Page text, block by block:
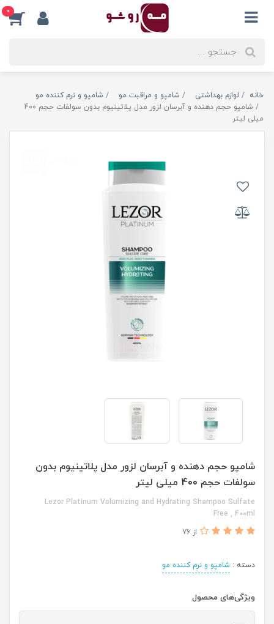
0
خانه لوازم بهداشتی شامپو و مراقبت مو
شامپو و نرم کننده مو
شامپو حجم دهنده و آبرسان لزور مدل پلاتینیوم بدون سولفات حجم 400
میلی لیتر
شامپو حجم دهنده و آبرسان لزور مدل پلاتینیوم بدون
سولفات حجم 400 میلی لیتر
Lezor Platinum Volumizing and Hydrating Shampoo Sulfate
Free , 400ml
از 76
دسته : شامپو و نرم کننده مو
ویژگی‌های محصول